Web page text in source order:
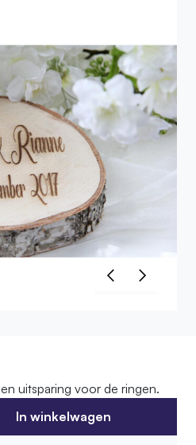
uitsparing voor de ringen.
In winkelwagen